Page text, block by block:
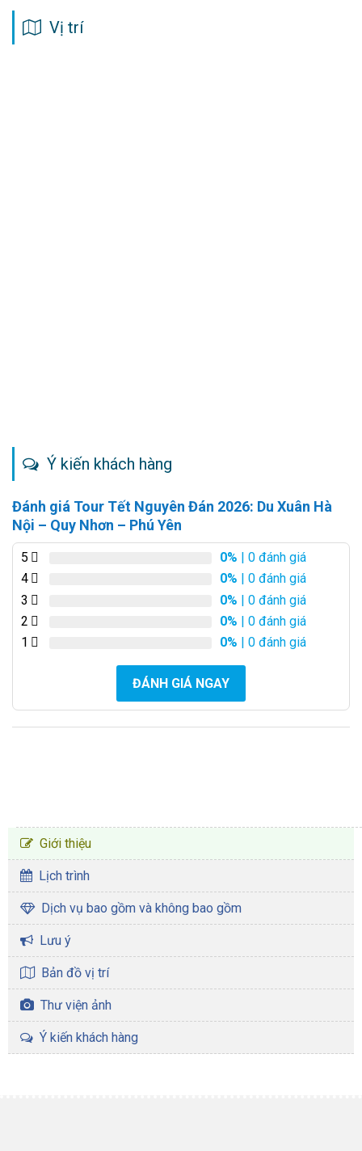
Vị trí
Ý kiến khách hàng
Đánh giá Tour Tết Nguyên Đán 2026: Du Xuân Hà
Nội – Quy Nhơn – Phú Yên
5 0% | 0 đánh giá
4
0% | 0 đánh giá
3
0% | 0 đánh giá
2
0% | 0 đánh giá
1
0% | 0 đánh giá
ĐÁNH GIÁ NGAY
Giới thiệu
Lịch trình
Dịch vụ bao gồm và không bao gồm
Lưu ý
Bản đồ vị trí
Thư viện ảnh
Ý kiến khách hàng